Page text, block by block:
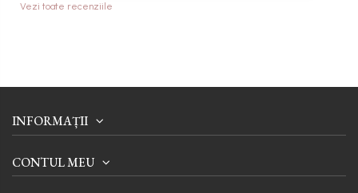
Vezi toate recenziile
INFORMAȚII
CONTUL MEU